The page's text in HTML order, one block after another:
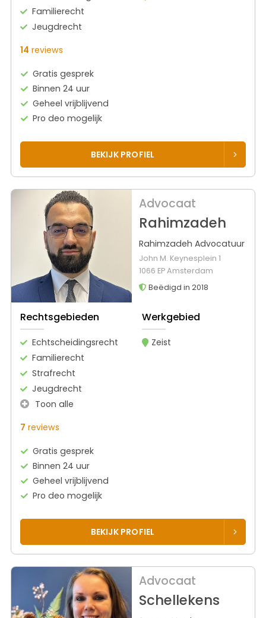
Familierecht
Jeugdrecht
14 reviews
Gratis gesprek
Binnen 24 uur
Geheel vrijblijvend
Pro deo mogelijk
BEKIJK PROFIEL
Advocaat
Rahimzadeh
Rahimzadeh Advocatuur
John M. Keynesplein 1
1066 EP Amsterdam
Beëdigd in 2018
Rechtsgebieden
Echtscheidingsrecht
Familierecht
Strafrecht
Jeugdrecht
Toon alle
Werkgebied
Zeist
7 reviews
Gratis gesprek
Binnen 24 uur
Geheel vrijblijvend
Pro deo mogelijk
BEKIJK PROFIEL
Advocaat
Schellekens